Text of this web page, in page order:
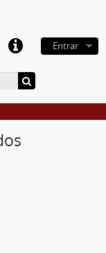
Entrar